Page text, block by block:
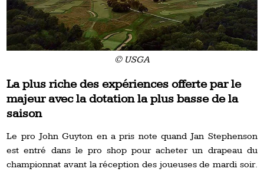
© USGA
La plus riche des expériences offerte par le
majeur avec la dotation la plus basse de la
saison
Le pro John Guyton en a pris note quand Jan Stephenson
est entré dans le pro shop pour acheter un drapeau du
championnat avant la réception des joueuses de mardi soir.